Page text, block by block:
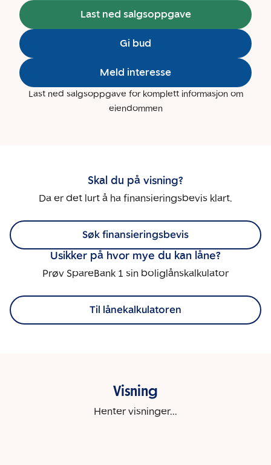
Last ned salgsoppgave
Gi bud
Meld interesse
Last ned salgsoppgave for komplett informasjon om
eiendommen
Skal du på visning?
Da er det lurt å ha finansieringsbevis klart.
Søk finansieringsbevis
Usikker på hvor mye du kan låne?
Prøv SpareBank 1 sin boliglånskalkulator
Til lånekalkulatoren
Visning
Henter visninger...